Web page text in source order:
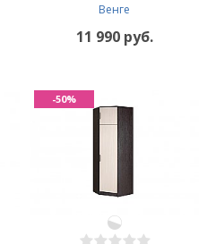
Венге
11 990 руб.
-50%